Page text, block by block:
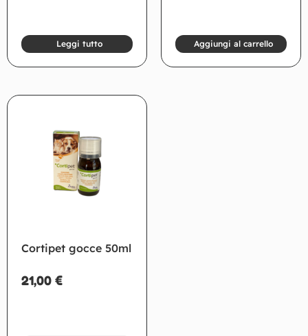
Leggi tutto Aggiungi al carrello
Cortipet gocce 50ml
21,00 €